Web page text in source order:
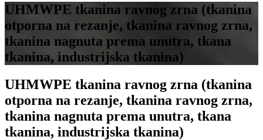
UHMWPE tkanina ravnog zrna (tkanina
otporna na rezanje, tkanina ravnog zrna,
tkanina nagnuta prema unutra, tkana
tkanina, industrijska tkanina)
UHMWPE tkanina ravnog zrna (tkanina
otporna na rezanje, tkanina ravnog zrna,
tkanina nagnuta prema unutra, tkana
tkanina, industrijska tkanina)